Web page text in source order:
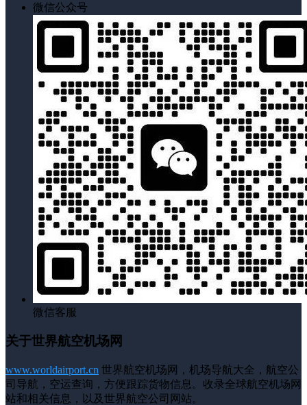
微信公众号
微信客服
关于世界航空机场网
www.worldairport.cn 世界航空机场网，机场导航大全，航空公
司导航，空运查询，方便跟踪货物信息。收录全球航空机场网
站和相关信息，以及世界航空公司网站。